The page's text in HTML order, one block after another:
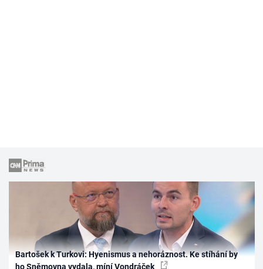
Bartošek k Turkovi: Hyenismus a nehoráznost. Ke stíhání by
ho Sněmovna vydala, míní Vondráček